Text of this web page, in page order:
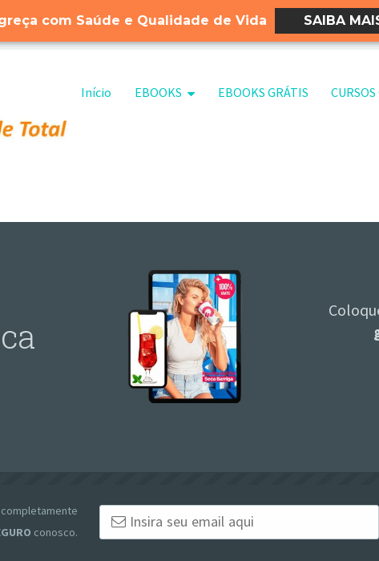
com Saúde e Qualidade de Vida SAIBA
Pular para o conteúdo
Início EBOOKS EBOOKS GRÁTIS
conosco.